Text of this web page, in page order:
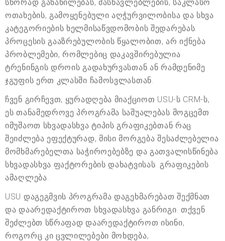
სწორად განაწილებას, მასწავლებლების, საკლასო
ოთახების, გამოყენებული აღჭურვილობისა და სხვა
კატეგორიების ხელმისაწვდომობის შედარებას.
პროცესის გააზრებულობის წყალობით, არ იქნება
პრობლემები, რომლებიც დაკავშირებულია
ტრენინგის დროის გადახურვასთან ან რამდენიმე
ჯგუფის ერთ კლასში ჩამოსვლასთან.
ჩვენ გირჩევთ, ყურადღება მიაქციოთ USU-ს CRM-ს,
ეს თანამედროვე პროგრამა საშუალებას მოგცემთ
იმუშაოთ სხვადასხვა ტიპის გრაფიკებთან რაც
შეიძლება ეფექტურად, მისი მორგება შესაძლებელია
მომხმარებელთა საჭიროებებზე და გათვალისწინება
სხვადასხვა ფაქტორების დახატვისას. გრაფიკების
ამაღლება.
USU დაგეგმვის პროგრამა დაგეხმარებათ შექმნათ
და დაარედაქტიროთ სხვადასხვა განრიგი. თქვენ
შეძლებთ სწრაფად დაარედაქტიროთ ისინი,
როგორც კი ცვლილებები მოხდება,